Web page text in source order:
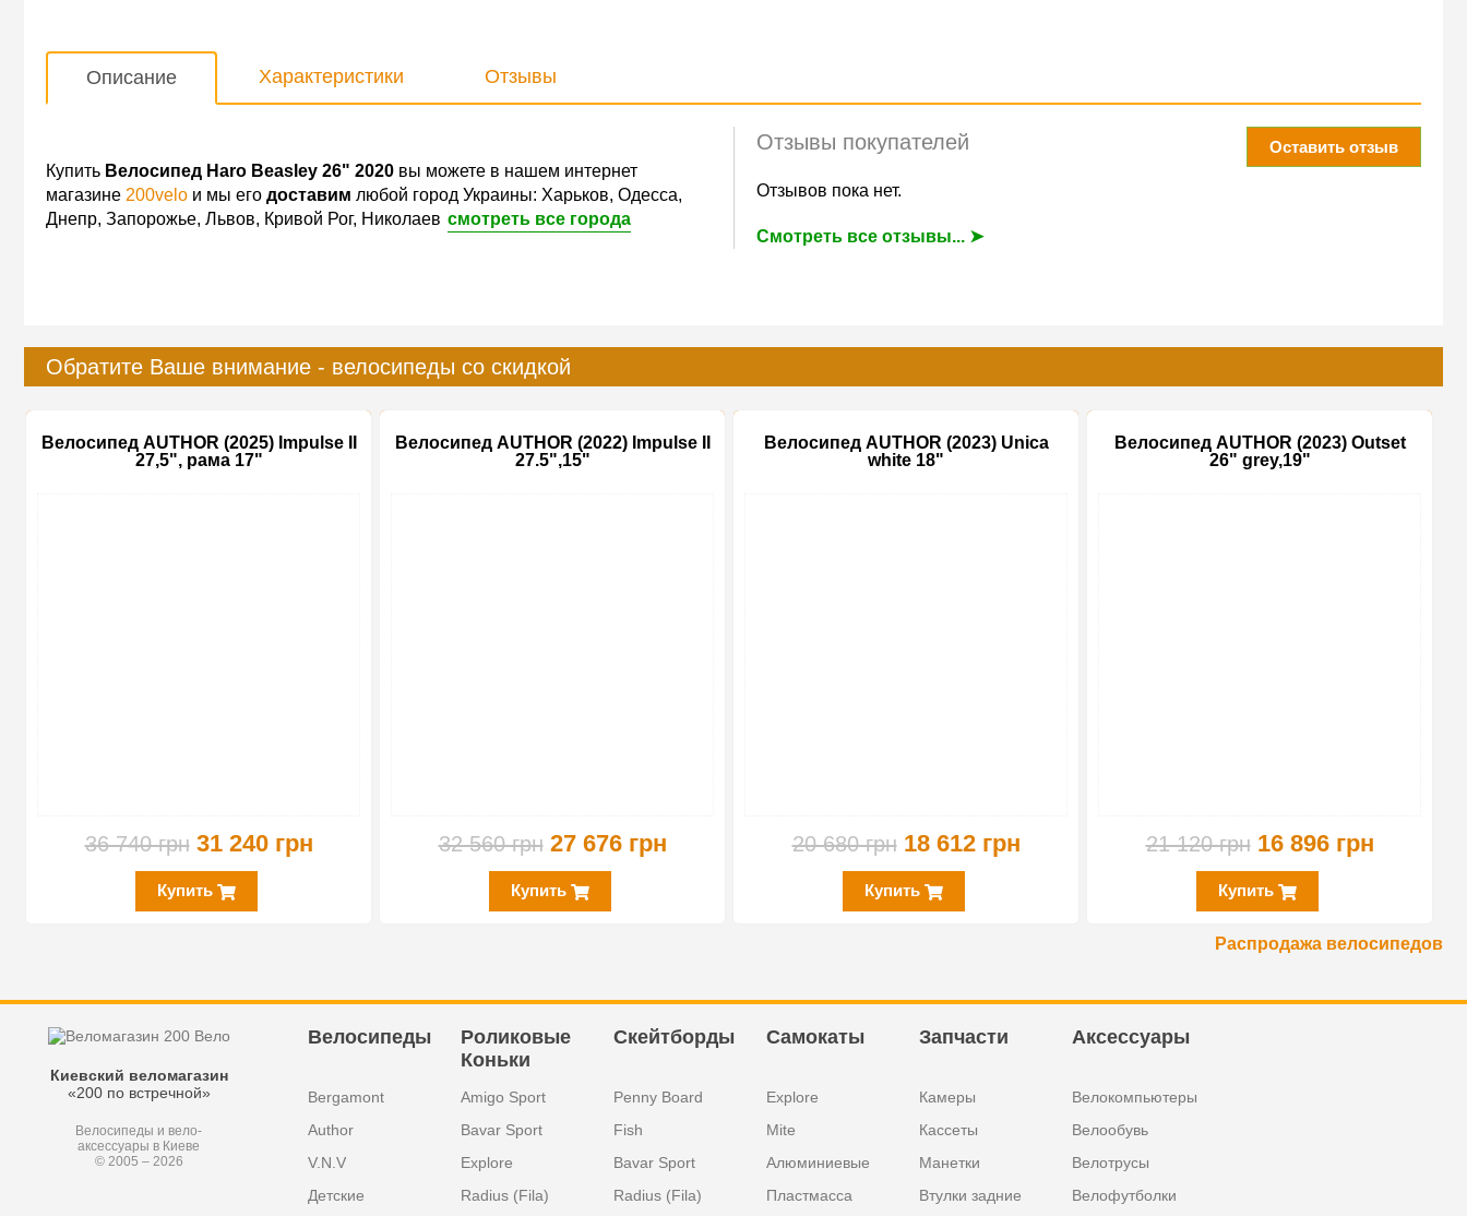
Описание Характеристики Отзывы
Оставить отзыв
Отзывы покупателей
Отзывов пока нет.
Смотреть все отзывы... ➤
Купить Велосипед Haro Beasley 26" 2020 вы можете в нашем интернет
магазине 200velo и мы его доставим любой город Украины: Харьков, Одесса,
Днепр, Запорожье, Львов, Кривой Рог, Николаев смотреть все города
Обратите Ваше внимание - велосипеды со скидкой
Велосипед AUTHOR (2025) Impulse II
27,5", рама 17"
36 740 грн 31 240 грн
Купить
Велосипед AUTHOR (2022) Impulse II
27.5",15"
32 560 грн 27 676 грн
Купить
Велосипед AUTHOR (2023) Unica
white 18"
20 680 грн 18 612 грн
Купить
Велосипед AUTHOR (2023) Outset
26" grey,19"
21 120 грн 16 896 грн
Купить
Распродажа велосипедов
Киевский веломагазин
«200 по встречной»
Велосипеды и вело-
аксессуары в Киеве
© 2005 – 2026
Велосипеды
Bergamont
Author
V.N.V
Детские
Роликовые
Коньки
Amigo Sport
Bavar Sport
Explore
Radius (Fila)
Скейтборды
Penny Board
Fish
Bavar Sport
Radius (Fila)
Самокаты
Explore
Mite
Алюминиевые
Пластмасса
Запчасти
Камеры
Кассеты
Манетки
Втулки задние
Аксессуары
Велокомпьютеры
Велообувь
Велотрусы
Велофутболки